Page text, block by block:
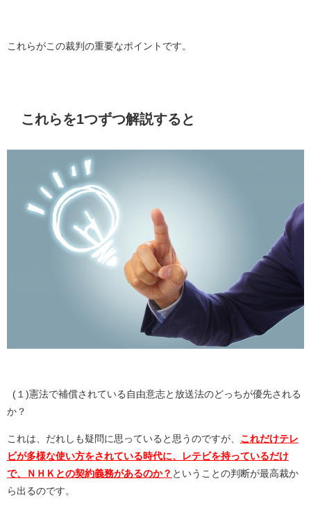
これらがこの裁判の重要なポイントです。
これらを1つずつ解説すると
( １ )憲法で補償されている自由意志と放送法のどっちが優先される
か？
これは、だれしも疑問に思っていると思うのですが、 これだけテレ
ビが多様な使い方をされている時代に、レテビを持っているだけ
で、ＮＨＫとの契約義務があるのか？ ということの判断が最高裁か
ら出るのです。